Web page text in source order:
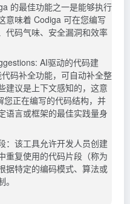
的最佳功能之一是能够执行
意味着 Codiga 可在您编写
代码气味、安全漏洞和效率
AI驱动的代码建
码补全功能，可自动补全整
建议是上下文感知的，这意
您正在编写的代码结构，并
语言或框架的最佳实践量身
：该工具允许开发人员创建
重复使用的代码片段（称为
据特定的编码模式、算法或